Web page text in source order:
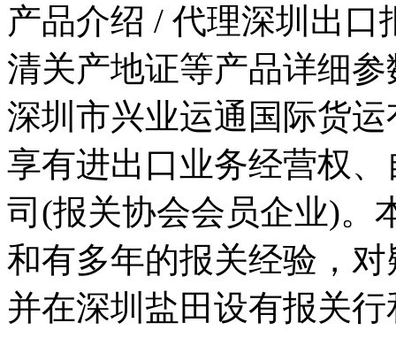
产品介绍 / 代理深圳出口
清关产地证等产品详细
深圳市兴业运通国际货
享有进出口业务经营权
司(报关协会会员企业)。
和有多年的报关经验，
并在深圳盐田设有报关